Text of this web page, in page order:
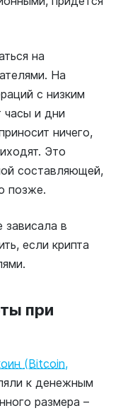
на
На
с низким
часы и дни
ничего,
Это
составляющей,
позже.
зависала в
если крипта
при
(Bitcoin,
к денежным
размера –